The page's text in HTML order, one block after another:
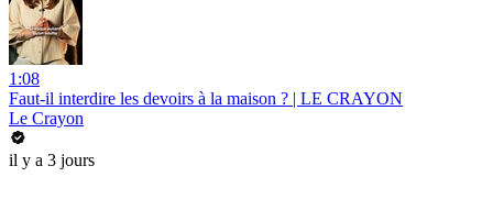
1:08
Faut-il interdire les devoirs à la maison ? | LE CRAYON
Le Crayon
il y a 3 jours